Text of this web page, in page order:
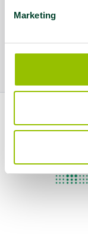
Marketing